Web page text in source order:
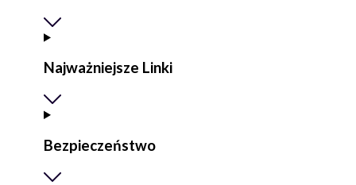
Najważniejsze Linki
Bezpieczeństwo